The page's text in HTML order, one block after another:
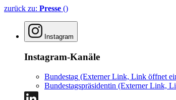
zurück zu: Presse ()
Instagram
Instagram-Kanäle
Bundestag (Externer Link, Link öffnet
Bundestagspräsidentin (Externer Link,